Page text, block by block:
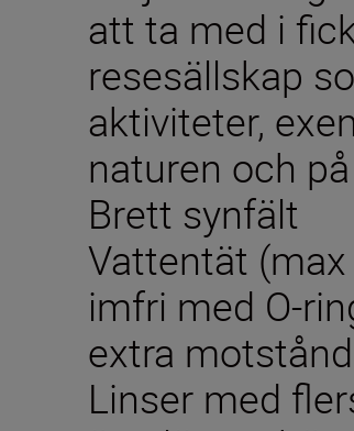
att ta med i
resesällskap
aktiviteter,
naturen och
Brett synfält
Vattentät
imfri med O-
extra
Linser med